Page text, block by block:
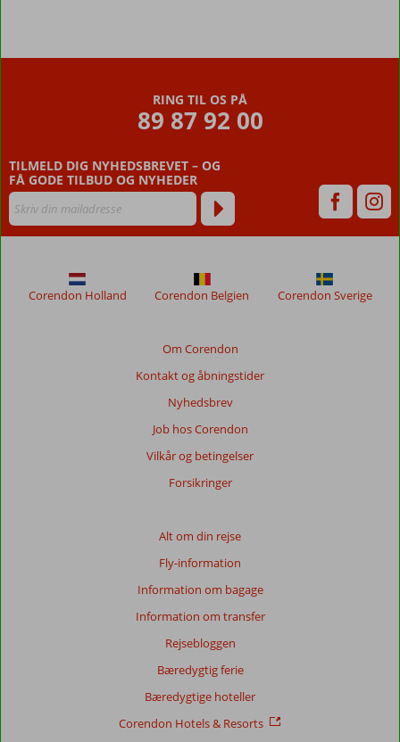
RING TIL OS PÅ
89 87 92 00
TILMELD DIG NYHEDSBREVET – OG
FÅ GODE TILBUD OG NYHEDER
Om Corendon
Kontakt og åbningstider
Nyhedsbrev
Job hos Corendon
Vilkår og betingelser
Forsikringer
Alt om din rejse
Fly-information
Information om bagage
Information om transfer
Rejsebloggen
Bæredygtig ferie
Bæredygtige hoteller
Corendon Hotels & Resorts
Corendon Holland Corendon Belgien Corendon Sverige